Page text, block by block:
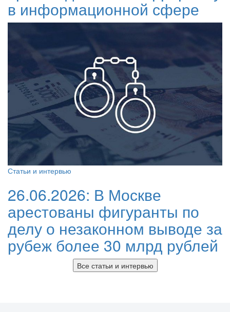
в информационной сфере
Статьи и интервью
26.06.2026: В Москве
арестованы фигуранты по
делу о незаконном выводе за
рубеж более 30 млрд рублей
Все статьи и интервью